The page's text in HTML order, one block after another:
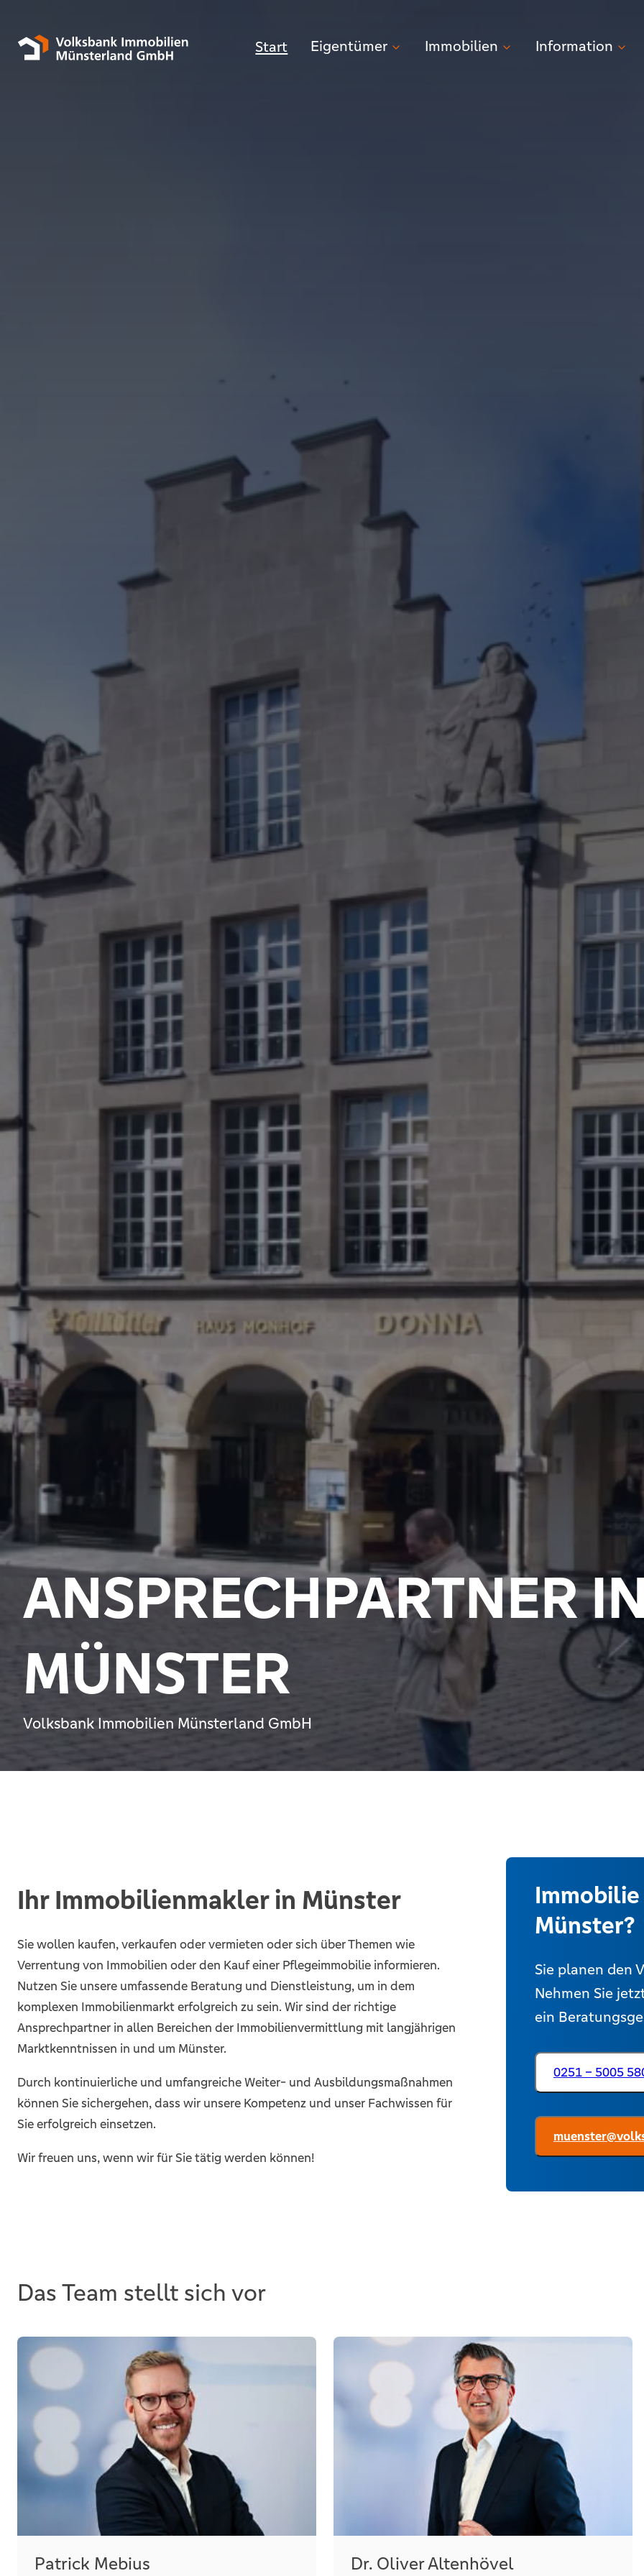
Start Eigentümer Immobilien Information
ANSPRECHPARTNER
MÜNSTER
Volksbank Immobilien Münsterland GmbH
Ihr Immobilienmakler in Münster
Sie wollen kaufen, verkaufen oder vermieten oder sich über Themen wie
Verrentung von Immobilien oder den Kauf einer Pflegeimmobilie informieren.
Nutzen Sie unsere umfassende Beratung und Dienstleistung, um in dem
komplexen Immobilienmarkt erfolgreich zu sein. Wir sind der richtige
Ansprechpartner in allen Bereichen der Immobilienvermittlung mit langjährigen
Marktkenntnissen in und um Münster.
Durch kontinuierliche und umfangreiche Weiter- und Ausbildungsmaßnahmen
können Sie sichergehen, dass wir unsere Kompetenz und unser Fachwissen für
Sie erfolgreich einsetzen.
Wir freuen uns, wenn wir für Sie tätig werden können!
Münster?
Sie planen den
Nehmen Sie
ein
0251 – 5005
Das Team stellt sich vor
Patrick Mebius Dr. Oliver Altenhövel